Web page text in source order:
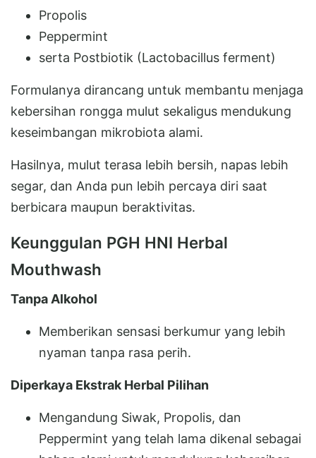
Propolis
Peppermint
serta Postbiotik (Lactobacillus ferment)
Formulanya dirancang untuk membantu menjaga
kebersihan rongga mulut sekaligus mendukung
keseimbangan mikrobiota alami.
Hasilnya, mulut terasa lebih bersih, napas lebih
segar, dan Anda pun lebih percaya diri saat
berbicara maupun beraktivitas.
Keunggulan PGH HNI Herbal
Mouthwash
Tanpa Alkohol
Memberikan sensasi berkumur yang lebih
nyaman tanpa rasa perih.
Diperkaya Ekstrak Herbal Pilihan
Mengandung Siwak, Propolis, dan
Peppermint yang telah lama dikenal sebagai